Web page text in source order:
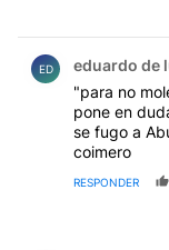
ED eduardo de
"para no
pone en
se fugo a
coimero
RESPONDER